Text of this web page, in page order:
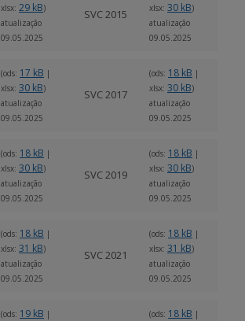
xlsx: 29 kB)
atualização
09.05.2025
SVC 2015
xlsx: 30 kB)
atualização
09.05.2025
(ods: 17 kB |
xlsx: 30 kB)
atualização
09.05.2025
SVC 2017
(ods: 18 kB |
xlsx: 30 kB)
atualização
09.05.2025
(ods: 18 kB |
xlsx: 30 kB)
atualização
09.05.2025
SVC 2019
(ods: 18 kB |
xlsx: 30 kB)
atualização
09.05.2025
(ods: 18 kB |
xlsx: 31 kB)
atualização
09.05.2025
SVC 2021
(ods: 18 kB |
xlsx: 31 kB)
atualização
09.05.2025
(ods: 19 kB |
(ods: 18 kB |